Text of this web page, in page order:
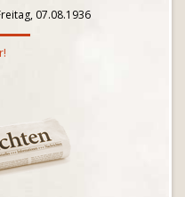
07.08.1936